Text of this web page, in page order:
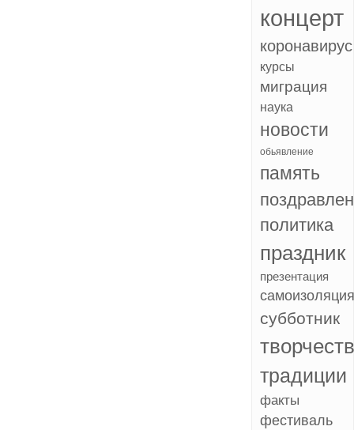
концерт
коронавирус
курсы
миграция
наука
новости
обьявление
память
политика
праздник
презентация
субботник
традиции
факты
фестиваль